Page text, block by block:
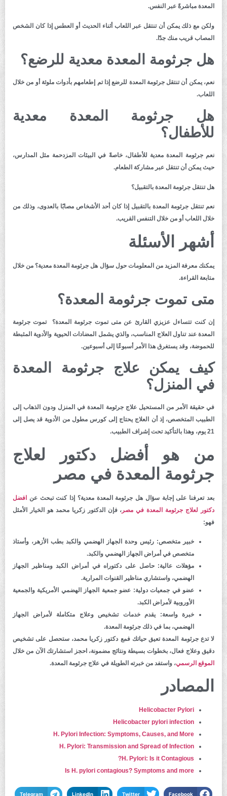
المعدة مباشرةً عبر النفس.
ولكن مع ذلك يمكن أن تنتقل عبر اللعاب أثناء الحديث أو العطس إذا كان الشخص
المصاب قريب منك جدًَا.
هل جرثومة المعدة معدية للرضع؟
نعم، يمكن أن تنتقل جرثومة المعدة للرضع إذا تم إطعامهم بأدوات ملوثة أو من خلال
اللعاب.
هل جرثومة المعدة معدية
للأطفال؟
نعم جرثومة المعدة معدية للأطفال، خاصةً في البيئات المزدحمة مثل المدارس،
حيث يمكن أن تنتقل عبر مشاركة الطعام.
هل تنتقل جرثومة المعدة بالتقبيل؟
نعم تنتقل جرثومة المعدة بالتقبيل إذا كان أحد الأشخاص مصابًا بالعدوى، وذلك من
خلال اللعاب أو من خلال التنفس القريب.
أشهر الأسئلة
يمكنك معرفة المزيد من المعلومات حول سؤال هل جرثومة المعدة معدية؟ من خلال
متابعة القراءة.
متى تموت جرثومة المعدة؟
إن كنت تتساءل عزيزي القارئ عن متى تموت جرثومة المعدة؟ تموت جرثومة
المعدة عند تناول العلاج المناسب، والذي يشمل المضادات الحيوية والأدوية المثبطة
للحموضة، وقد يستغرق هذا الأمر أسبوعًا إلى أسبوعين.
كيف يمكن علاج جرثومة المعدة
في المنزل؟
في حقيقة الأمر من المستحيل علاج جرثومة المعدة في المنزل ودون الذهاب إلى
الطبيب المتخصص، إذ أن العلاج يحتاج إلى كورس مطول من الأدوية قد يصل إلى
21 يوم، وهذا بالتأكيد تحت إشراف الطبيب.
من هو أفضل دكتور لعلاج
جرثومة المعدة في مصر
بعد تعرفنا على إجابة سؤال هل جرثومة المعدة معدية؟ إذا كنت تبحث عن افضل
دكتور لعلاج جرثومة المعدة في مصر ، فإن الدكتور زكريا محمد هو الخيار الأمثل
فهو:
خبير متخصص: رئيس وحدة الجهاز الهضمي والكبد بطب الأزهر، وأستاذ
متخصص في أمراض الجهاز الهضمي والكبد.
مؤهلات عالية: حاصل على دكتوراه في أمراض الكبد ومناظير الجهاز
الهضمي، واستشاري مناظير القنوات المرارية.
عضو في جمعيات دولية: عضو جمعية الجهاز الهضمي الأمريكية والجمعية
الأوروبية لأمراض الكبد.
خبرة واسعة:
يقدم خدمات تشخيص وعلاج متكاملة لأمراض الجهاز
الهضمي، بما في ذلك جرثومة المعدة.
لا تدع جرثومة المعدة تعيق حياتك فمع دكتور زكريا محمد، ستحصل على تشخيص
دقيق وعلاج فعال، بخطوات بسيطة ونتائج مضمونة، احجز استشارتك الآن من خلال
الموقع الرسمي، واستفد من خبرته الطويلة في علاج جرثومة المعدة.
المصادر
Helicobacter Pylori
Helicobacter pylori infection
H. Pylori Infection: Symptoms, Causes, and More
H. Pylori: Transmission and Spread of Infection
H. Pylori: Is it Contagious?
Is H. pylori contagious? Symptoms and more
Facebook
Twitter
LinkedIn
Telegram